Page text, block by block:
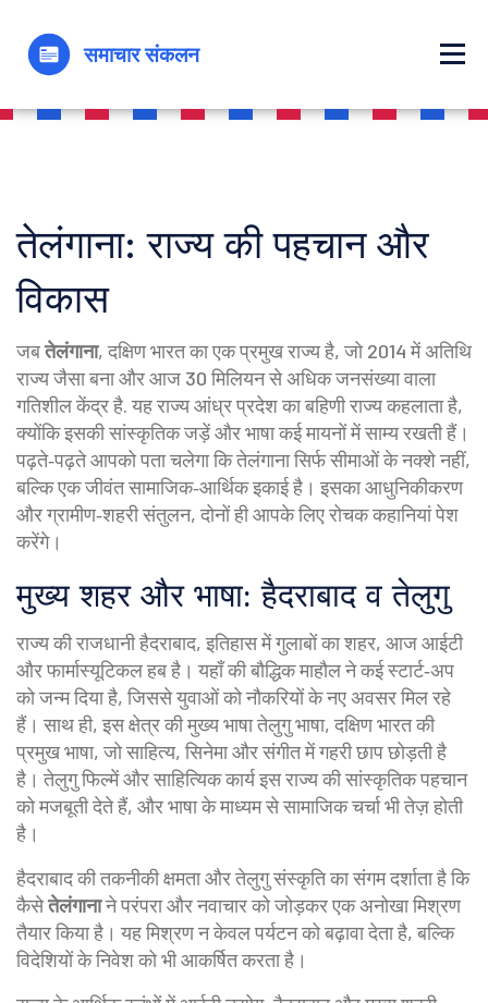
तेलंगाना: राज्य की पहचान और
विकास
जबतेलंगाना,दक्षिण भारत का एक प्रमुख राज्य है, जो 2014 में अतिथि
राज्य जैसा बना और आज 30 मिलियन से अधिक जनसंख्या वाला
गतिशील केंद्र है. यह राज्यआंध्र प्रदेश का बहिणी राज्यकहलाता है,
क्योंकि इसकी सांस्कृतिक जड़ें और भाषा कई मायनों में साम्य रखती हैं।
पढ़ते‑पढ़ते आपको पता चलेगा कि तेलंगाना सिर्फ सीमाओं के नक्शे नहीं,
बल्कि एक जीवंत सामाजिक‑आर्थिक इकाई है। इसका आधुनिकीकरण
और ग्रामीण‑शहरी संतुलन, दोनों ही आपके लिए रोचक कहानियां पेश
करेंगे।
मुख्य शहर और भाषा: हैदराबाद व तेलुगु
राज्य की राजधानीहैदराबाद,इतिहास में गुलाबों का शहर, आज आईटी
और फार्मास्यूटिकल हबहै। यहाँ की बौद्धिक माहौल ने कई स्टार्ट‑अप
को जन्म दिया है, जिससे युवाओं को नौकरियों के नए अवसर मिल रहे
हैं। साथ ही, इस क्षेत्र की मुख्य भाषातेलुगु भाषा,दक्षिण भारत की
प्रमुख भाषा, जो साहित्य, सिनेमा और संगीत में गहरी छाप छोड़ती है
है। तेलुगु फिल्में और साहित्यिक कार्य इस राज्य की सांस्कृतिक पहचान
को मजबूती देते हैं, और भाषा के माध्यम से सामाजिक चर्चा भी तेज़ होती
है।
हैदराबाद की तकनीकी क्षमता और तेलुगु संस्कृति का संगम दर्शाता है कि
कैसेतेलंगानाने परंपरा और नवाचार को जोड़कर एक अनोखा मिश्रण
तैयार किया है। यह मिश्रण न केवल पर्यटन को बढ़ावा देता है, बल्कि
विदेशियों के निवेश को भी आकर्षित करता है।